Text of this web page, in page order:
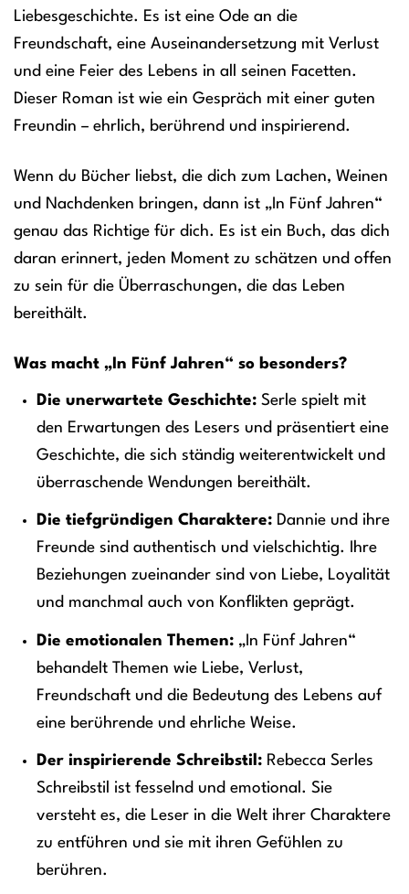
Liebesgeschichte. Es ist eine Ode an die
Freundschaft, eine Auseinandersetzung mit Verlust
und eine Feier des Lebens in all seinen Facetten.
Dieser Roman ist wie ein Gespräch mit einer guten
Freundin – ehrlich, berührend und inspirierend.
Wenn du Bücher liebst, die dich zum Lachen, Weinen
und Nachdenken bringen, dann ist „In Fünf Jahren“
genau das Richtige für dich. Es ist ein Buch, das dich
daran erinnert, jeden Moment zu schätzen und offen
zu sein für die Überraschungen, die das Leben
bereithält.
Was macht „In Fünf Jahren“ so besonders?
Die unerwartete Geschichte:Serle spielt mit
den Erwartungen des Lesers und präsentiert eine
Geschichte, die sich ständig weiterentwickelt und
überraschende Wendungen bereithält.
Die tiefgründigen Charaktere:Dannie und ihre
Freunde sind authentisch und vielschichtig. Ihre
Beziehungen zueinander sind von Liebe, Loyalität
und manchmal auch von Konflikten geprägt.
Die emotionalen Themen:„In Fünf Jahren“
behandelt Themen wie Liebe, Verlust,
Freundschaft und die Bedeutung des Lebens auf
eine berührende und ehrliche Weise.
Der inspirierende Schreibstil:Rebecca Serles
Schreibstil ist fesselnd und emotional. Sie
versteht es, die Leser in die Welt ihrer Charaktere
zu entführen und sie mit ihren Gefühlen zu
berühren.